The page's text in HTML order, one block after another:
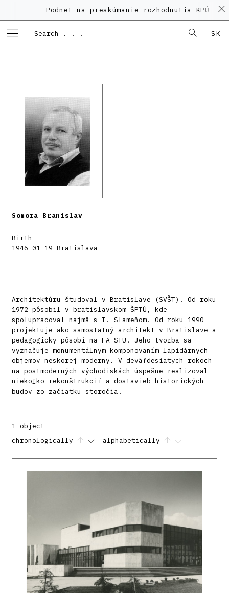
Podnet na preskúmanie rozhodnutia KPÚ vo
SK
Somora Branislav
Birth
1946-01-19 Bratislava
Architektúru študoval v Bratislave (SVŠT). Od roku
1972 pôsobil v bratislavskom ŠPTÚ, kde
spolupracoval najmä s I. Slameňom. Od roku 1990
projektuje ako samostatný architekt v Bratislave a
pedagogicky pôsobí na FA STU. Jeho tvorba sa
vyznačuje monumentálnym komponovaním lapidárnych
objemov neskorej moderny. V deväťdesiatych rokoch
na postmoderných východiskách úspešne realizoval
niekoľko rekonštrukcií a dostavieb historických
budov zo začiatku storočia.
1 object
chronologically
alphabetically